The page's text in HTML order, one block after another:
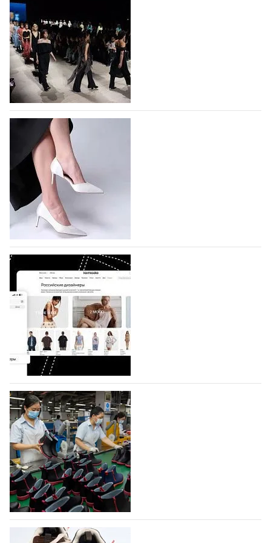
На участие в Московской неделе моды
подано 1047 заявок
На участие в седьмой Московской неделе моды,
которая пройдет в российской столице с 26 сентября
по 1 октября, уже подано 1047 заявок. Примерно
половину из них (494) прислали дизайнеры,
коллекции которых не были представлены в…
07.08.2026 251
BALLINA представит свои новинки на Euro
Shoes
Компания BALLINA Guangzhou Lihuang Footwear
Co., Ltd., основанная в 2011 году и расположенная в
Гуанчжоу, столице моды Китая, является
профессиональной обувной компанией,
объединяющей разработку, производство и…
07.08.2026 199
На платформе Lamoda - новый раздел и
условия продвижения локальных
дизайнерских марок
Российский маркетплейс Lamoda решил обновить
раздел для продажи продукции локальных
дизайнерских марок одежды, обуви и аксессуаров.
Бренды также получат маркетинговую…
06.08.2026 426
Объем мирового производства обуви в